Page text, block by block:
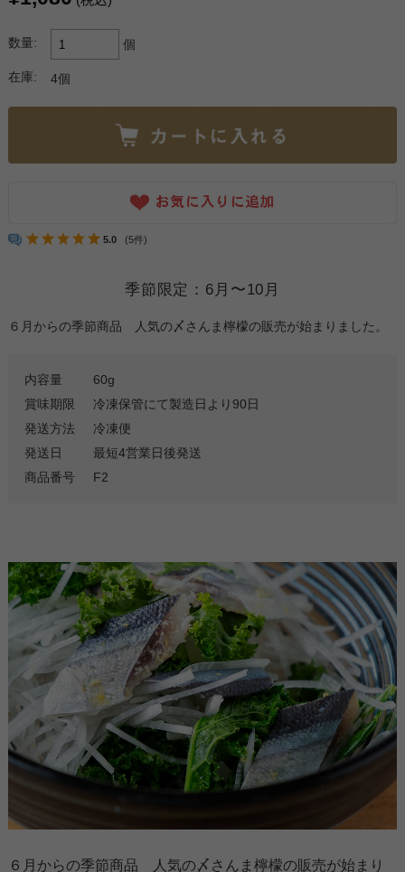
数量: 個
在庫: 4個
5.0 (5件)
季節限定：6月〜10月
６月からの季節商品 人気の〆さんま檸檬の販売が始まりました。
内容量
60g
賞味期限
冷凍保管にて製造日より90日
発送方法
冷凍便
発送日
最短4営業日後発送
商品番号
F2
６月からの季節商品 人気の〆さんま檸檬の販売が始まり